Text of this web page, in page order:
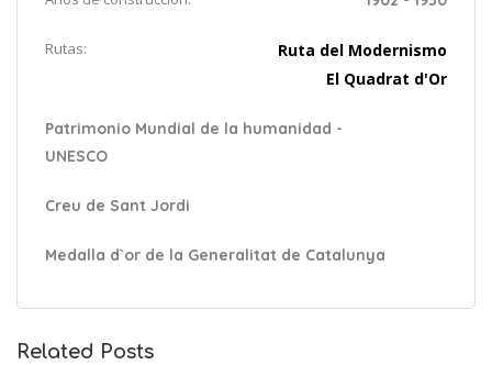
Rutas:
Ruta del Modernismo
El Quadrat d'Or
Patrimonio Mundial de la humanidad -
UNESCO
Creu de Sant Jordi
Medalla d`or de la Generalitat de Catalunya
Related Posts